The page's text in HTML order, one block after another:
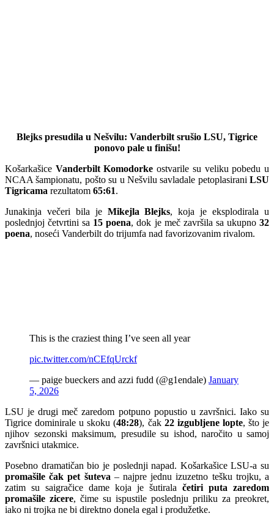
Blejks presudila u Nešvilu: Vanderbilt srušio LSU, Tigrice
ponovo pale u finišu!
Košarkašice Vanderbilt Komodorke ostvarile su veliku pobedu u
NCAA šampionatu, pošto su u Nešvilu savladale petoplasirani LSU
Tigricama rezultatom 65:61.
Junakinja večeri bila je Mikejla Blejks, koja je eksplodirala u
poslednjoj četvrtini sa 15 poena, dok je meč završila sa ukupno32
poena, noseći Vanderbilt do trijumfa nad favorizovanim rivalom.
This is the craziest thing I’ve seen all year
pic.twitter.com/nCEfqUrckf
— paige bueckers and azzi fudd (@g1endale) January
5, 2026
LSU je drugi meč zaredom potpuno popustio u završnici. Iako su
Tigrice dominirale u skoku (48:28), čak 22 izgubljene lopte, što je
njihov sezonski maksimum, presudile su ishod, naročito u samoj
završnici utakmice.
Posebno dramatičan bio je poslednji napad. Košarkašice LSU-a su
promašile čak pet šuteva – najpre jednu izuzetno tešku trojku, a
zatim su saigračice dame koja je šutirala četiri puta zaredom
promašile zicere, čime su ispustile poslednju priliku za preokret,
iako ni trojka ne bi direktno donela egal i produžetke.